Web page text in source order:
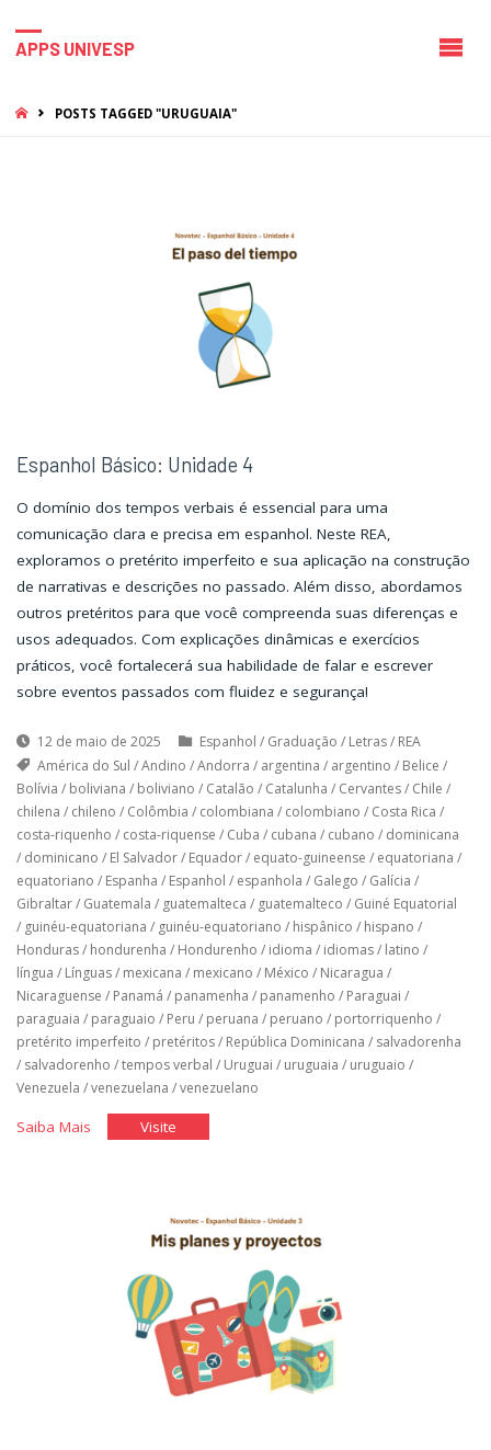
APPS UNIVESP
HOMEPOSTS TAGGED "URUGUAIA"
Espanhol Básico: Unidade 4
O domínio dos tempos verbais é essencial para uma
comunicação clara e precisa em espanhol. Neste REA,
exploramos o pretérito imperfeito e sua aplicação na construção
de narrativas e descrições no passado. Além disso, abordamos
outros pretéritos para que você compreenda suas diferenças e
usos adequados. Com explicações dinâmicas e exercícios
práticos, você fortalecerá sua habilidade de falar e escrever
sobre eventos passados com fluidez e segurança!
12 de maio de 2025 Espanhol / Graduação / Letras/ REA
América do Sul /Andino /Andorra / argentina / argentino / Belice /
Bolívia / boliviana / boliviano / Catalão / Catalunha / Cervantes/ Chile /
chilena / chileno / Colômbia / colombiana / colombiano / Costa Rica /
costa-riquenho / costa-riquense / Cuba / cubana / cubano / dominicana
/ dominicano / El Salvador/ Equador/ equato-guineense / equatoriana /
equatoriano / Espanha / Espanhol / espanhola / Galego / Galícia /
Gibraltar/ Guatemala / guatemalteca / guatemalteco / Guiné Equatorial
/ guinéu-equatoriana / guinéu-equatoriano / hispânico / hispano /
Honduras/ hondurenha / Hondurenho / idioma / idiomas/ latino /
língua / Línguas/ mexicana / mexicano / México / Nicaragua /
Nicaraguense / Panamá / panamenha / panamenho / Paraguai /
paraguaia / paraguaio / Peru / peruana / peruano / portorriquenho /
pretérito imperfeito / pretéritos/ República Dominicana / salvadorenha
/ salvadorenho /tempos verbal / Uruguai / uruguaia / uruguaio /
Venezuela /venezuelana /venezuelano
Saiba Mais"EspanholVisite"Espanhol